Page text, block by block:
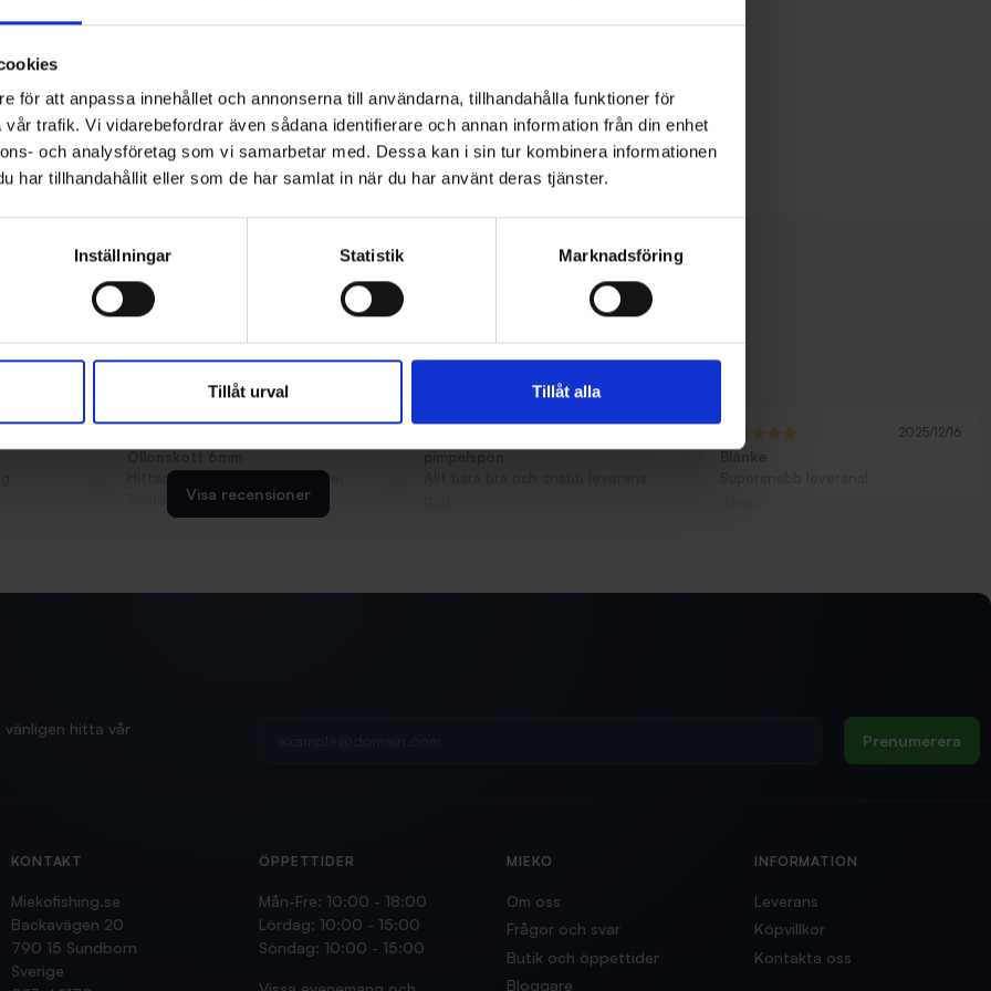
för att anpassa innehållet och annonserna till användarna, tillhandahålla funktioner för
trafik. Vi vidarebefordrar även sådana identifierare och annan information från din enhet
och analysföretag som vi samarbetar med. Dessa kan i sin tur kombinera informationen
har tillhandahållit eller som de har samlat in när du har använt deras tjänster.
Inställningar Statistik Marknadsföring
Tillåt urval Tillåt alla
4.9av5(4020omdömen)
Hittade exakt vad jag behövde.
Snabb och bra...
2025/12/16
Visa recensioner
vänligen hitta vår
Prenumerera
KONTAKT
Miekofishing.se
Backavägen 20
790 15 Sundborn
Sverige
ÖPPETTIDER
Mån-Fre: 10:00 - 18:00
Lördag: 10:00 - 15:00
Söndag: 10:00 - 15:00
MIEKO
Om oss
Frågor och svar
Butik och öppettider
Bloggare
INFORMATION
Leverans
Köpvillkor
Kontakta oss